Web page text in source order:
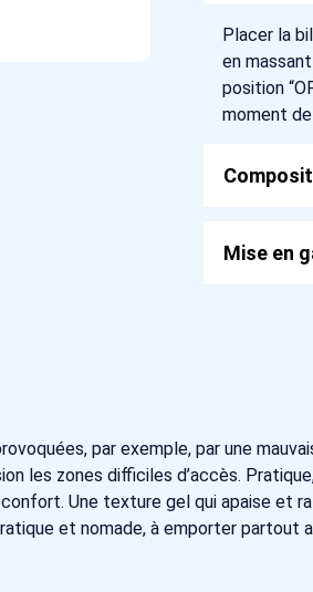
Placer la
en
position
moment
Mise en
par exemple, par une
les zones difficiles d’accès.
Une texture gel qui apaise et
et nomade, à emporter partout